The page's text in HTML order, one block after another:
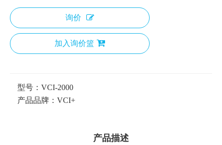
询价
加入询价篮
型号： VCI-2000
产品品牌： VCI+
产品描述